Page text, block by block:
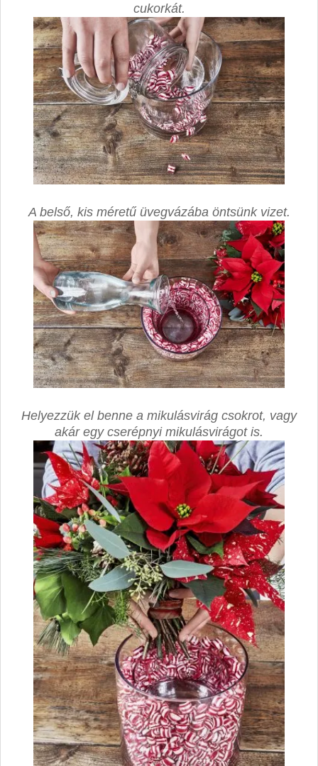
cukorkát.
A belső, kis méretű üvegvázába öntsünk vizet.
Helyezzük el benne a mikulásvirág csokrot, vagy
akár egy cserépnyi mikulásvirágot is.